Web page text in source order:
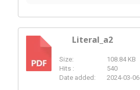
PDF
Literal_a2
Size:
108.84 KB
Hits :
540
Date added:
2024-03-06